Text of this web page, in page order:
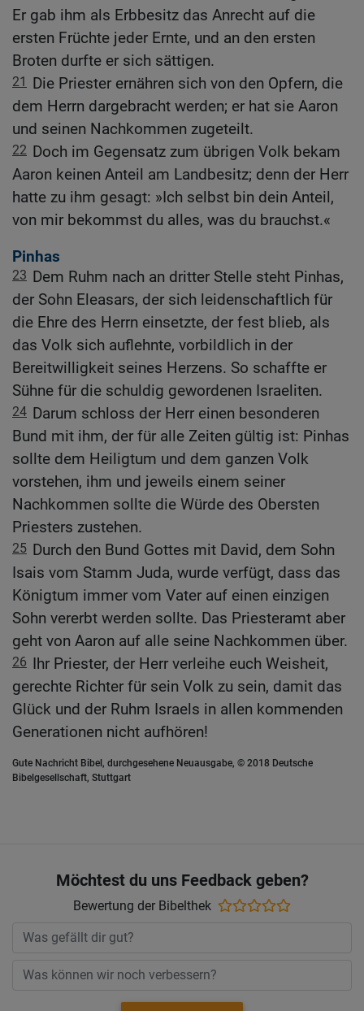
Er gab ihm als Erbbesitz das Anrecht auf die
ersten Früchte jeder Ernte, und an den ersten
Broten durfte er sich sättigen.
21
Die Priester ernähren sich von den Opfern, die
dem Herrn dargebracht werden; er hat sie Aaron
und seinen Nachkommen zugeteilt.
22 Doch im Gegensatz zum übrigen Volk bekam
Aaron keinen Anteil am Landbesitz; denn der Herr
hatte zu ihm gesagt: »Ich selbst bin dein Anteil,
von mir bekommst du alles, was du brauchst.«
Pinhas
23 Dem Ruhm nach an dritter Stelle steht Pinhas,
der Sohn Eleasars, der sich leidenschaftlich für
die Ehre des Herrn einsetzte, der fest blieb, als
das Volk sich auflehnte, vorbildlich in der
Bereitwilligkeit seines Herzens. So schaffte er
Sühne für die schuldig gewordenen Israeliten.
24 Darum schloss der Herr einen besonderen
Bund mit ihm, der für alle Zeiten gültig ist: Pinhas
sollte dem Heiligtum und dem ganzen Volk
vorstehen, ihm und jeweils einem seiner
Nachkommen sollte die Würde des Obersten
Priesters zustehen.
25 Durch den Bund Gottes mit David, dem Sohn
Isais vom Stamm Juda, wurde verfügt, dass das
Königtum immer vom Vater auf einen einzigen
Sohn vererbt werden sollte. Das Priesteramt aber
geht von Aaron auf alle seine Nachkommen über.
26 Ihr Priester, der Herr verleihe euch Weisheit,
gerechte Richter für sein Volk zu sein, damit das
Glück und der Ruhm Israels in allen kommenden
Generationen nicht aufhören!
Gute Nachricht Bibel, durchgesehene Neuausgabe, © 2018 Deutsche
Bibelgesellschaft, Stuttgart
Möchtest du uns Feedback geben?
Bewertung der Bibelthek